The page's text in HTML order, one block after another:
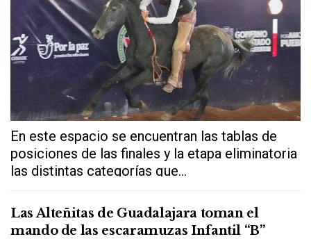
En este espacio se encuentran las tablas de
posiciones de las finales y la etapa eliminatoria
las distintas categorías que...
Las Alteñitas de Guadalajara toman el
mando de las escaramuzas Infantil “B”